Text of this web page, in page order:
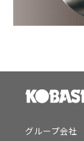
グループ会社